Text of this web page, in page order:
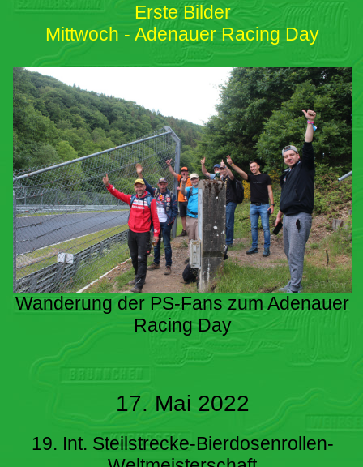
Erste Bilder
Mittwoch - Adenauer Racing Day
Wanderung der PS-Fans zum Adenauer
Racing Day
17. Mai 2022
19. Int. Steilstrecke-Bierdosenrollen-